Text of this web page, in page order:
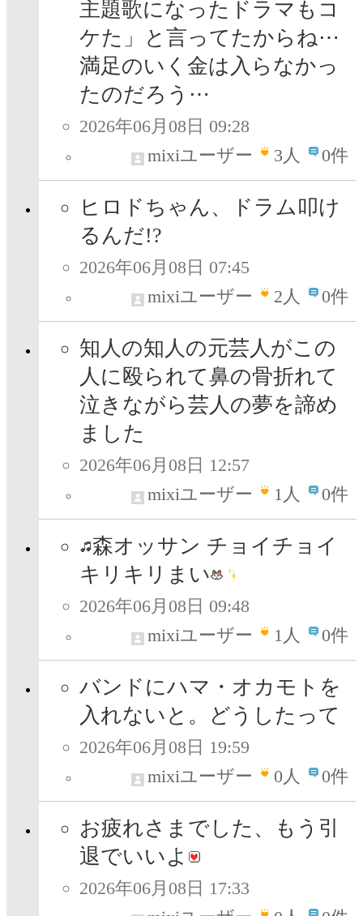
主題歌になったドラマもコ
ケた」と言ってたからね⋯
満足のいく金は入らなかっ
たのだろう⋯
2026年06月08日 09:28
mixiユーザー
3人 0件
ヒロドちゃん、ドラム叩け
るんだ!?
2026年06月08日 07:45
mixiユーザー
2人 0件
知人の知人の元芸人がこの
人に殴られて鼻の骨折れて
泣きながら芸人の夢を諦め
ました
2026年06月08日 12:57
mixiユーザー
1人 0件
森オッサン チョイチョイ
キリキリまい
2026年06月08日 09:48
mixiユーザー
1人 0件
バンドにハマ・オカモトを
入れないと。どうしたって
2026年06月08日 19:59
mixiユーザー
0人 0件
お疲れさまでした、もう引
退でいいよ
2026年06月08日 17:33